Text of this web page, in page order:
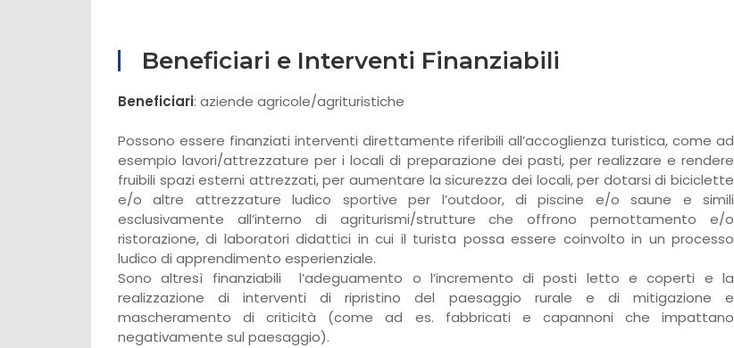
Beneficiari e Interventi Finanziabili
Beneficiari: aziende agricole/agrituristiche
Possono essere finanziati interventi direttamente riferibili all’accoglienza turistica, come ad
esempio lavori/attrezzature per i locali di preparazione dei pasti, per realizzare e rendere
fruibili spazi esterni attrezzati, per aumentare la sicurezza dei locali, per dotarsi di biciclette
e/o altre attrezzature ludico sportive per l’outdoor, di piscine e/o saune e simili
esclusivamente all’interno di agriturismi/strutture che offrono pernottamento e/o
ristorazione, di laboratori didattici in cui il turista possa essere coinvolto in un processo
ludico di apprendimento esperienziale.
Sono altresì finanziabili l’adeguamento o l’incremento di posti letto e coperti e la
realizzazione di interventi di ripristino del paesaggio rurale e di mitigazione e
mascheramento di criticità (come ad es. fabbricati e capannoni che impattano
negativamente sul paesaggio).